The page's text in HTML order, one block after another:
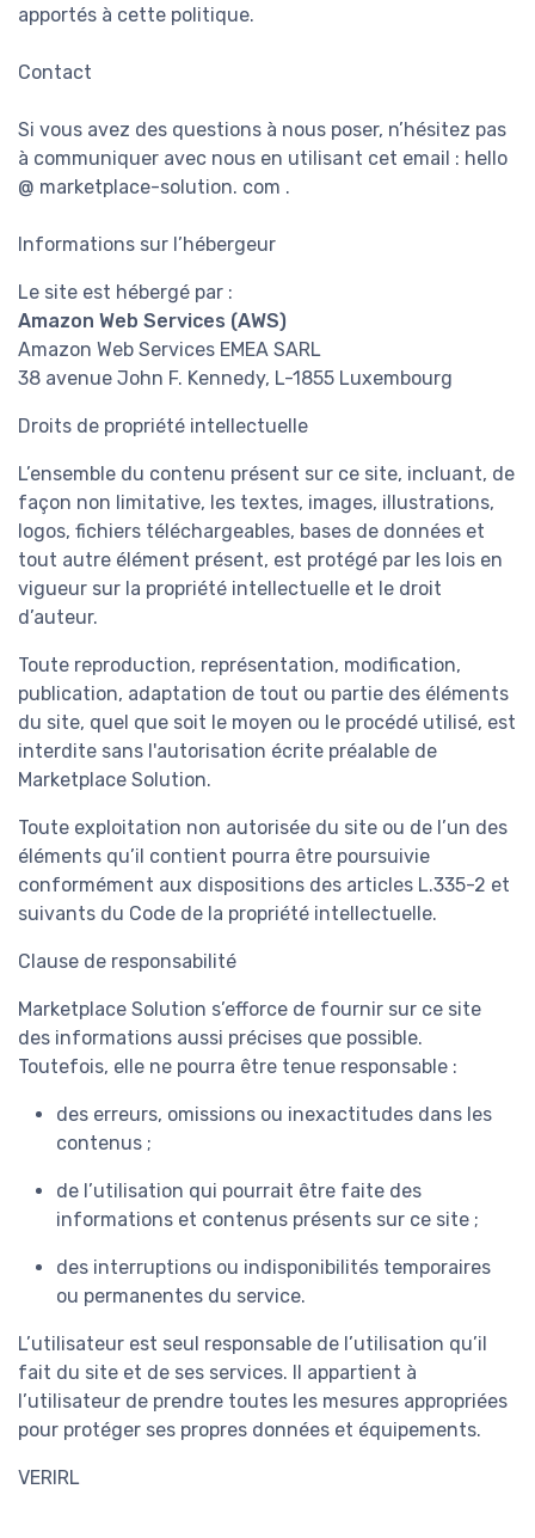
apportés à cette politique.
Contact
Si vous avez des questions à nous poser, n’hésitez pas
à communiquer avec nous en utilisant cet email : hello
@ marketplace-solution. com .
Informations sur l’hébergeur
Le site est hébergé par :
Amazon Web Services (AWS)
Amazon Web Services EMEA SARL
38 avenue John F. Kennedy, L-1855 Luxembourg
Droits de propriété intellectuelle
L’ensemble du contenu présent sur ce site, incluant, de
façon non limitative, les textes, images, illustrations,
logos, fichiers téléchargeables, bases de données et
tout autre élément présent, est protégé par les lois en
vigueur sur la propriété intellectuelle et le droit
d’auteur.
Toute reproduction, représentation, modification,
publication, adaptation de tout ou partie des éléments
du site, quel que soit le moyen ou le procédé utilisé, est
interdite sans l'autorisation écrite préalable de
Marketplace Solution.
Toute exploitation non autorisée du site ou de l’un des
éléments qu’il contient pourra être poursuivie
conformément aux dispositions des articles L.335-2 et
suivants du Code de la propriété intellectuelle.
Clause de responsabilité
Marketplace Solution s’efforce de fournir sur ce site
des informations aussi précises que possible.
Toutefois, elle ne pourra être tenue responsable :
des erreurs, omissions ou inexactitudes dans les
contenus ;
de l’utilisation qui pourrait être faite des
informations et contenus présents sur ce site ;
des interruptions ou indisponibilités temporaires
ou permanentes du service.
L’utilisateur est seul responsable de l’utilisation qu’il
fait du site et de ses services. Il appartient à
l’utilisateur de prendre toutes les mesures appropriées
pour protéger ses propres données et équipements.
VERIRL